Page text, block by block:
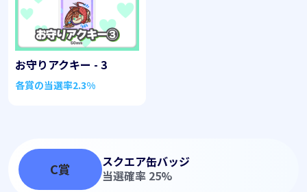
お守りアクキー - 3
各賞の当選率2.3%
C賞
スクエア缶バッジ
当選確率 25%